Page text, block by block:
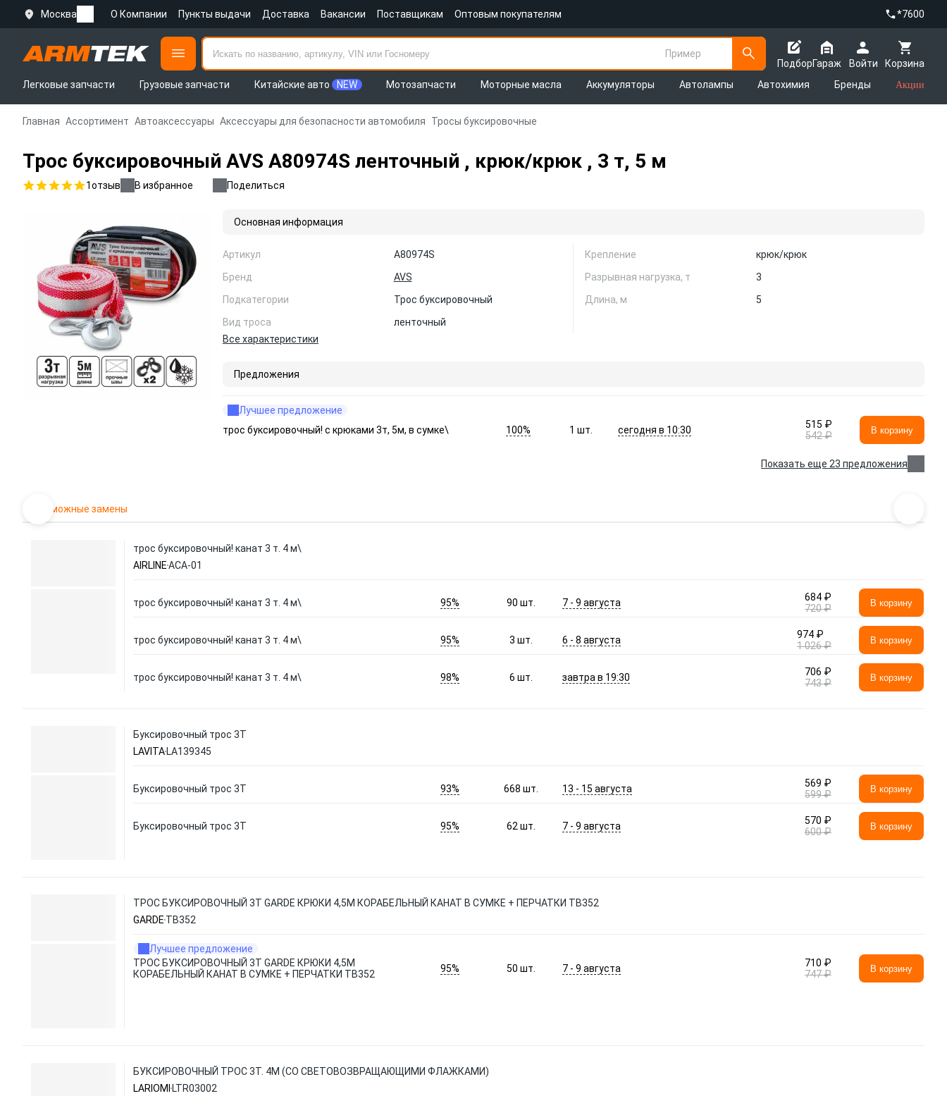
Москва О Компании Пункты выдачи Доставка Вакансии Поставщикам Оптовым покупателям *7600
Пример
Подбор
Корзина
Гараж
Войти
Легковые запчасти
Грузовые запчасти Китайские авто NEW Мотозапчасти Моторные масла Аккумуляторы Автолампы Автохимия Бренды Акции
Главная Ассортимент Автоаксессуары Аксессуары для безопасности автомобиля Тросы буксировочные
Трос буксировочный AVS A80974S ленточный , крюк/крюк , 3 т, 5 м
1отзыв В избранное Поделиться
Основная информация
Артикул
A80974S
Бренд
AVS
Подкатегории
Трос буксировочный
Вид троса
ленточный
Крепление
крюк/крюк
Разрывная нагрузка, т
3
Длина, м
5
Все характеристики
Предложения
Лучшее предложение
трос буксировочный! c крюками 3т, 5м, в сумке\
100% 1шт. сегодня в 10:30
515 ₽
542 ₽
В корзину
Показать еще 23 предложения
Возможные замены
трос буксировочный! канат 3 т. 4 м\
AIRLINEACA-01
трос буксировочный! канат 3 т. 4 м\ 95% 90шт. 7 - 9 августа
684 ₽
720 ₽
В корзину
трос буксировочный! канат 3 т. 4 м\ 95% 3шт. 6 - 8 августа
974 ₽
1 026 ₽
В корзину
трос буксировочный! канат 3 т. 4 м\ 98% 6шт. завтра в 19:30
706 ₽
743 ₽
В корзину
Буксировочный трос 3Т
LAVITA LA139345
Буксировочный трос 3Т 93% 668шт. 13 - 15 августа
569 ₽
599 ₽
В корзину
Буксировочный трос 3Т 95% 62шт. 7 - 9 августа
570 ₽
600 ₽
В корзину
ТРОС БУКСИРОВОЧНЫЙ 3Т GARDE КРЮКИ 4,5М КОРАБЕЛЬНЫЙ КАНАТ В СУМКЕ + ПЕРЧАТКИ TB352
GARDE TB352
Лучшее предложение
ТРОС БУКСИРОВОЧНЫЙ 3Т GARDE КРЮКИ 4,5М
КОРАБЕЛЬНЫЙ КАНАТ В СУМКЕ + ПЕРЧАТКИ TB352
95% 50шт. 7 - 9 августа
710 ₽
747 ₽
В корзину
БУКСИРОВОЧНЫЙ ТРОС 3Т. 4М (СО СВЕТОВОЗВРАЩАЮЩИМИ ФЛАЖКАМИ)
LARIOMI LTR03002